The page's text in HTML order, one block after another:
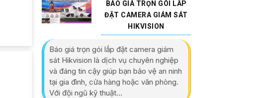
BÁO GIÁ TRỌN GÓI LẮP
ĐẶT CAMERA GIÁM SÁT
HIKVISION
Báo giá trọn gói lắp đặt camera giám
sát Hikvision là dịch vụ chuyên nghiệp
và đáng tin cậy giúp bạn bảo vệ an ninh
tại gia đình, cửa hàng hoặc văn phòng.
Với đội ngũ kỹ thuật...